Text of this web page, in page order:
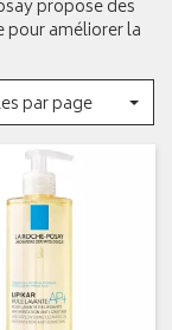
propose des
améliorer la
par page